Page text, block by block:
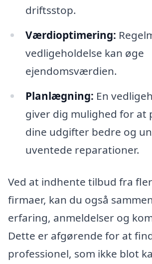
driftsstop.
Værdioptimering:
vedligeholdelse kan øge
ejendomsværdien.
Planlægning: En
giver dig mulighed for at
dine udgifter bedre og
uventede reparationer.
Ved at indhente tilbud fra
firmaer, kan du også
erfaring, anmeldelser og
Dette er afgørende for at
professionel, som ikke blot